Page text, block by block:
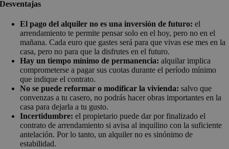
Desventajas
El pago del alquiler no es una inversión de futuro:el
arrendamiento te permite pensar solo en el hoy, pero no en el
mañana. Cada euro que gastes será para que vivas ese mes en la
casa, pero no para que la disfrutes en el futuro.
Hay un tiempo mínimo de permanencia:alquilar implica
comprometerse a pagar sus cuotas durante el período mínimo
que indique el contrato.
No se puede reformar o modificar la vivienda: salvo que
convenzas a tu casero, no podrás hacer obras importantes en la
casa para dejarla a tu gusto.
Incertidumbre: el propietario puede dar por finalizado el
contrato de arrendamiento si avisa al inquilino con la suficiente
antelación. Por lo tanto, un alquiler no es sinónimo de
estabilidad.